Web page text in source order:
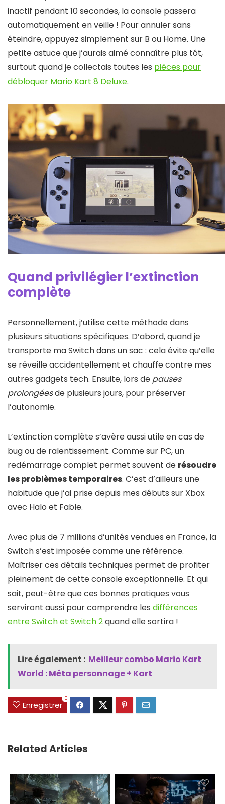
inactif pendant 10 secondes, la console passera
automatiquement en veille ! Pour annuler sans
éteindre, appuyez simplement sur B ou Home. Une
petite astuce que j’aurais aimé connaître plus tôt,
surtout quand je collectais toutes les pièces pour
débloquer Mario Kart 8 Deluxe.
Quand privilégier l’extinction
complète
Personnellement, j’utilise cette méthode dans
plusieurs situations spécifiques. D’abord, quand je
transporte ma Switch dans un sac : cela évite qu’elle
se réveille accidentellement et chauffe contre mes
autres gadgets tech. Ensuite, lors de pauses
prolongéesde plusieurs jours, pour préserver
l’autonomie.
L’extinction complète s’avère aussi utile en cas de
bug ou de ralentissement. Comme sur PC, un
redémarrage complet permet souvent de résoudre
les problèmes temporaires. C’est d’ailleurs une
habitude que j’ai prise depuis mes débuts sur Xbox
avec Halo et Fable.
Avec plus de 7 millions d’unités vendues en France, la
Switch s’est imposée comme une référence.
Maîtriser ces détails techniques permet de profiter
pleinement de cette console exceptionnelle. Et qui
sait, peut-être que ces bonnes pratiques vous
serviront aussi pour comprendre les différences
entre Switch et Switch 2quand elle sortira !
Lire également : Meilleur combo Mario Kart
World​ : Méta personnage + Kart
Enregistrer
0
Related Articles